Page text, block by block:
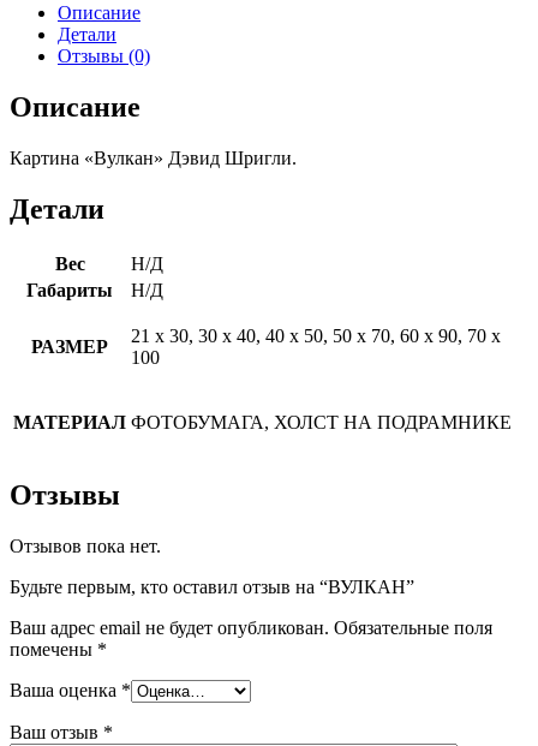
Описание
Детали
Отзывы (0)
Описание
Картина «Вулкан» Дэвид Шригли.
Детали
Вес
Н/Д
Габариты
Н/Д
РАЗМЕР
21 х 30, 30 х 40, 40 х 50, 50 х 70, 60 х 90, 70 х
100
МАТЕРИАЛ ФОТОБУМАГА, ХОЛСТ НА ПОДРАМНИКЕ
Отзывы
Отзывов пока нет.
Будьте первым, кто оставил отзыв на “ВУЛКАН”
Ваш адрес email не будет опубликован. Обязательные поля
помечены *
Ваша оценка *
Ваш отзыв *